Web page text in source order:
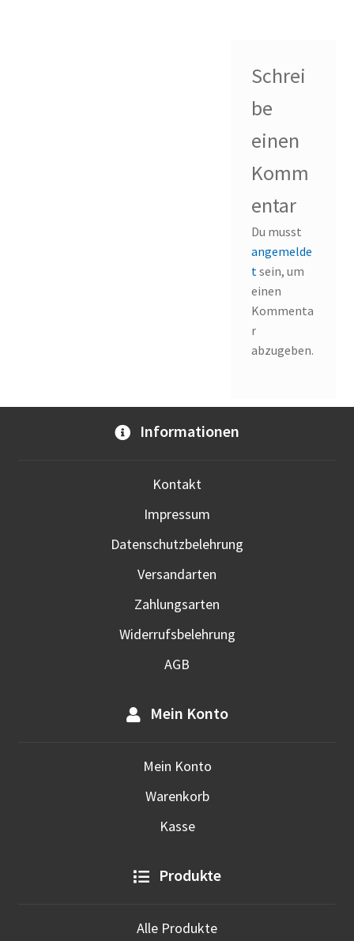
Schrei
be
einen
Komm
entar
Du musst
angemelde
tsein, um
einen
Kommenta
r
abzugeben.
Informationen
Kontakt
Impressum
Datenschutzbelehrung
Versandarten
Zahlungsarten
Widerrufsbelehrung
AGB
Mein Konto
Mein Konto
Warenkorb
Kasse
Produkte
Alle Produkte